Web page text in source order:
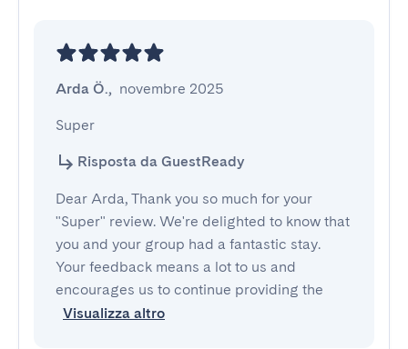
Arda Ö., novembre 2025
Super
Risposta da GuestReady
Dear Arda, Thank you so much for your
"Super" review. We're delighted to know that
you and your group had a fantastic stay.
Your feedback means a lot to us and
encourages us to continue providing the
Visualizza altro